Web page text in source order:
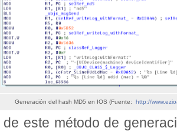
Generación del hash MD5 en IOS (Fuente: http://
de este método de